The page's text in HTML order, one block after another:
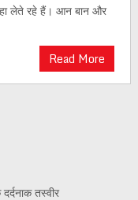
लेते रहे हैं। आन बान और
Read More
तस्वीर